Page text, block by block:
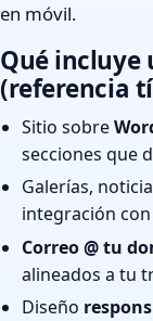
en móvil.
Qué
(referencia
Sitio sobre
secciones que
Galerías,
integración con
Correo @ tu
alineados a tu
Diseño